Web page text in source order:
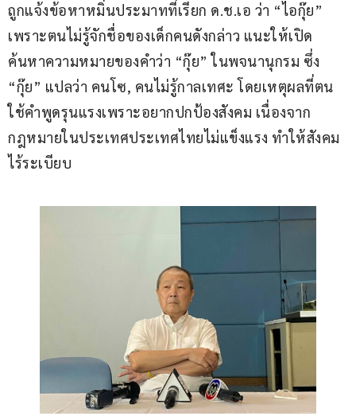
ถูกแจ้งข้อหาหมิ่นประมาทที่เรียก ด.ช.เอ ว่า “ไอกุ๊ย”
เพราะตนไม่รู้จักชื่อของเด็กคนดังกล่าว แนะให้เปิด
ค้นหาความหมายของคำว่า “กุ๊ย” ในพจนานุกรม ซึ่ง
“กุ๊ย” แปลว่า คนโซ, คนไม่รู้กาลเทศะ โดยเหตุผลที่ตน
ใช้คำพูดรุนแรงเพราะอยากปกป้องสังคม เนื่องจาก
กฎหมายในประเทศประเทศไทยไม่แข็งแรง ทำให้สังคม
ไร้ระเบียบ